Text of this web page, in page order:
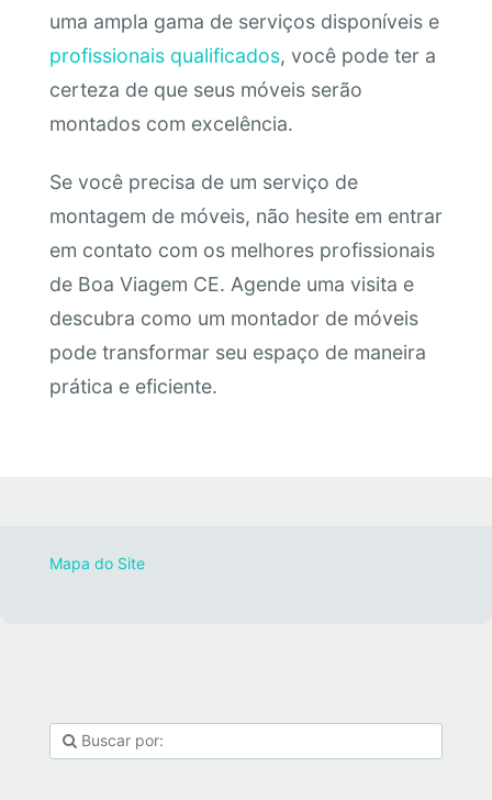
uma ampla gama de serviços disponíveis e
profissionais qualificados, você pode ter a
certeza de que seus móveis serão
montados com excelência.
Se você precisa de um serviço de
montagem de móveis, não hesite em entrar
em contato com os melhores profissionais
de Boa Viagem CE. Agende uma visita e
descubra como um montador de móveis
pode transformar seu espaço de maneira
prática e eficiente.
Mapa do Site